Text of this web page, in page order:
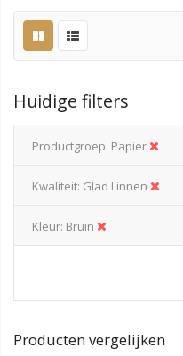
Huidige filters
Productgroep Papier
Kwaliteit Glad Linnen
Kleur Bruin
Producten vergelijken